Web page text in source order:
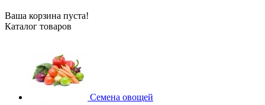
Ваша корзина пуста!
Каталог товаров
Семена овощей